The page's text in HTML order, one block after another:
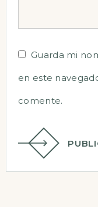
Guarda mi
en este
comente.